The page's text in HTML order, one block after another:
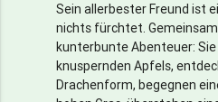
Sein allerbester Freund ist
nichts fürchtet.
kunterbunte Abenteuer:
knuspernden Apfels,
Drachenform, begegnen